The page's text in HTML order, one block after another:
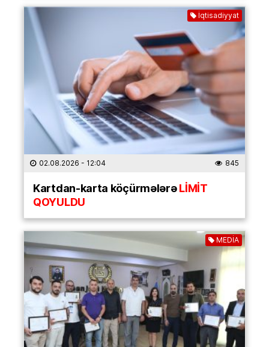
İqtisadiyyat
02.08.2026 - 12:04 845
Kartdan-karta köçürmələrəLİMİT
QOYULDU
MEDİA